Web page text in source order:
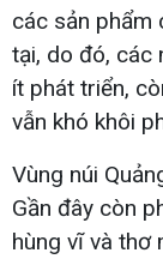
các sản phẩm
tại, do đó, các
ít phát triển,
vẫn khó khôi
Vùng núi
Gần đây còn
hùng vĩ và thơ